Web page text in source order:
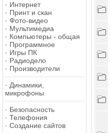
· Интернет
· Принт и скан
· Фото-видео
· Мультимедиа
· Компьютеры - общая
· Программное
· Игры ПК
· Радиодело
· Производители
· Динамики,
микрофоны
· Безопасность
· Телефония
· Создание сайтов